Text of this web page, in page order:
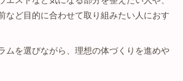
など目的に合わせて取り組みたい人におす
ムを選びながら、理想の体づくりを進めや